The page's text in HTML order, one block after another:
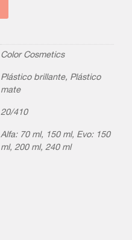
Color Cosmetics
Plástico brillante, Plástico
mate
20/410
Alfa: 70 ml, 150 ml, Evo: 150
ml, 200 ml, 240 ml